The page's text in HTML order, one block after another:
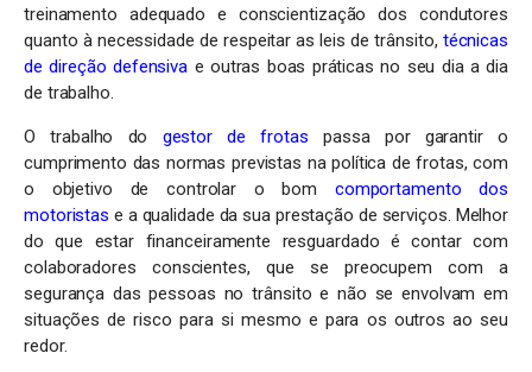
treinamento adequado e conscientização dos condutores
quanto à necessidade de respeitar as leis de trânsito, técnicas
de direção defensiva e outras boas práticas no seu dia a dia
de trabalho.
O trabalho do gestor de frotas passa por garantir o
cumprimento das normas previstas na política de frotas, com
o objetivo de controlar o bom comportamento dos
motoristas e a qualidade da sua prestação de serviços. Melhor
do que estar financeiramente resguardado é contar com
colaboradores conscientes, que se preocupem com a
segurança das pessoas no trânsito e não se envolvam em
situações de risco para si mesmo e para os outros ao seu
redor.